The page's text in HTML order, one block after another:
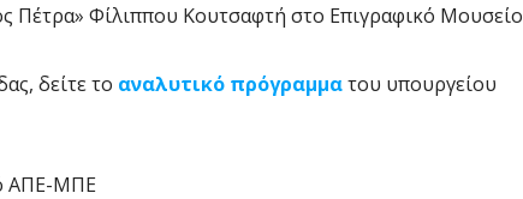
Πέτρα» Φίλιππου Κουτσαφτή στο Επιγραφικό Μουσείο
δείτε το αναλυτικό πρόγραμματου υπουργείου
ΑΠΕ-ΜΠΕ